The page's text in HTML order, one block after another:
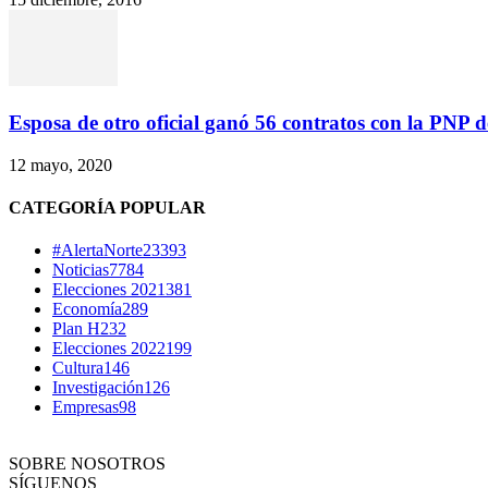
Esposa de otro oficial ganó 56 contratos con la PNP
12 mayo, 2020
CATEGORÍA POPULAR
#AlertaNorte23393
Noticias7784
Elecciones 2021381
Economía289
Plan H232
Elecciones 2022199
Cultura146
Investigación126
Empresas98
SOBRE NOSOTROS
SÍGUENOS